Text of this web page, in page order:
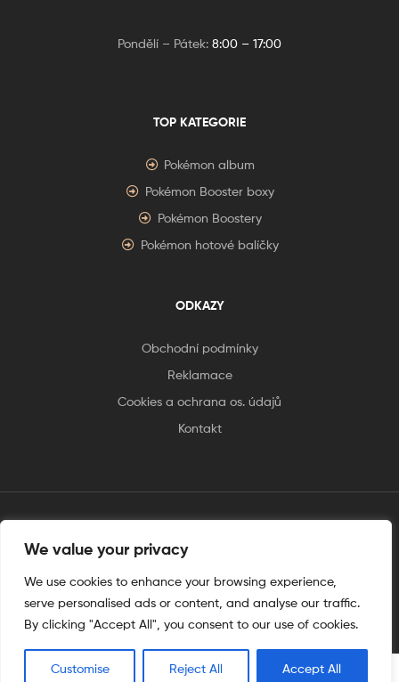
We value your privacy
We use cookies to enhance your browsing experience,
serve personalised ads or content, and analyse our traffic.
By clicking "Accept All", you consent to our use of cookies.
Customise Reject All Accept All
Pondělí – Pátek: 8:00 – 17:00
TOP KATEGORIE
Pokémon album
Pokémon Booster boxy
Pokémon Boostery
Pokémon hotové balíčky
ODKAZY
Obchodní podmínky
Reklamace
Cookies a ochrana os. údajů
Kontakt
tento web je vytvořen úplnějinak